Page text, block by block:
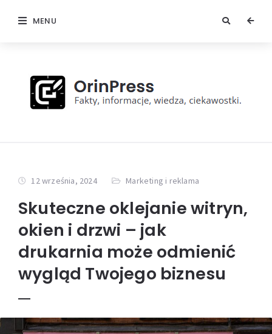
MENU
12 września, 2024 Marketing i reklama
Skuteczne oklejanie witryn,
okien i drzwi – jak
drukarnia może odmienić
wygląd Twojego biznesu